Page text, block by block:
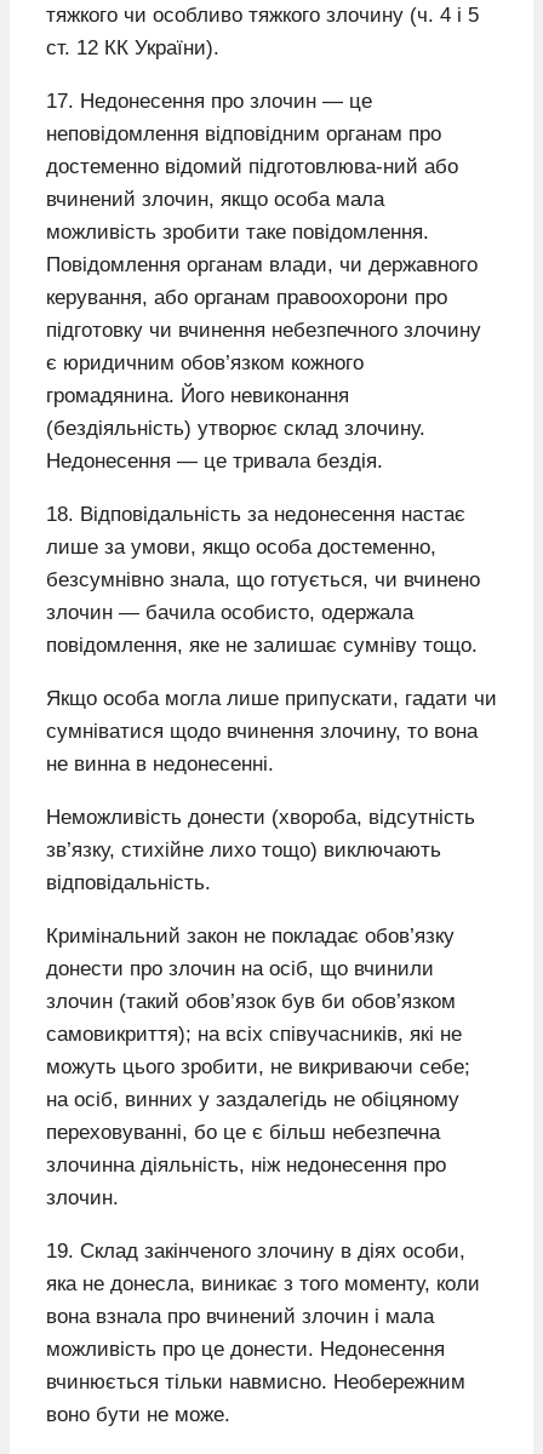
тяжкого чи особливо тяжкого злочину (ч. 4 і 5
ст. 12 КК України).
17. Недонесення про злочин — це
неповідомлення відповідним органам про
достеменно відомий підготовлюва-ний або
вчинений злочин, якщо особа мала
можливість зробити таке повідомлення.
Повідомлення органам влади, чи державного
керування, або органам правоохорони про
підготовку чи вчинення небезпечного злочину
є юридичним обов’язком кожного
громадянина. Його невиконання
(бездіяльність) утворює склад злочину.
Недонесення — це тривала бездія.
18. Відповідальність за недонесення настає
лише за умови, якщо особа достеменно,
безсумнівно знала, що готується, чи вчинено
злочин — бачила особисто, одержала
повідомлення, яке не залишає сумніву тощо.
Якщо особа могла лише припускати, гадати чи
сумніватися щодо вчинення злочину, то вона
не винна в недонесенні.
Неможливість донести (хвороба, відсутність
зв’язку, стихійне лихо тощо) виключають
відповідальність.
Кримінальний закон не покладає обов’язку
донести про злочин на осіб, що вчинили
злочин (такий обов’язок був би обов’язком
самовикриття); на всіх співучасників, які не
можуть цього зробити, не викриваючи себе;
на осіб, винних у заздалегідь не обіцяному
переховуванні, бо це є більш небезпечна
злочинна діяльність, ніж недонесення про
злочин.
19. Склад закінченого злочину в діях особи,
яка не донесла, виникає з того моменту, коли
вона взнала про вчинений злочин і мала
можливість про це донести. Недонесення
вчинюється тільки навмисно. Необережним
воно бути не може.